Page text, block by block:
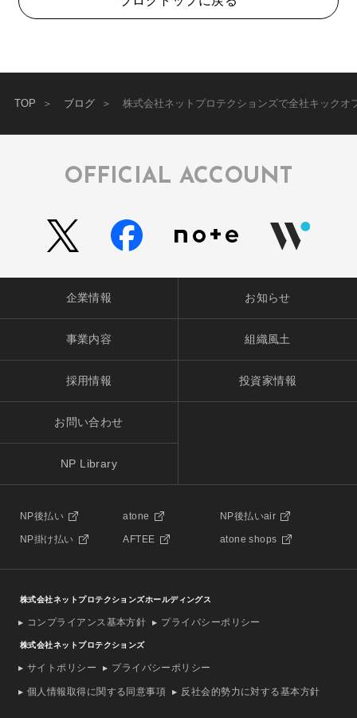
TOP ブログ 株式会社ネットプロテクションズで全社キックオ
OFFICIAL ACCOUNT
企業情報 お知らせ
事業内容 組織風土
採用情報 投資家情報
お問い合わせ
NP Library
NP後払い atone NP後払いair
NP掛け払い AFTEE atone shops
株式会社ネットプロテクションズホールディングス
コンプライアンス基本方針 プライバシーポリシー
株式会社ネットプロテクションズ
サイトポリシー プライバシーポリシー
個人情報取得に関する同意事項 反社会的勢力に対する基本方針